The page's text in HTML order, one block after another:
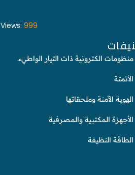
Views: 999
منظومات الكترونية ذات التيار الواطيء.
الأتمتة
الهوية الآمنة وملحقاتها
الأجهزة المكتبية والمصرفية
الطاقة النظيفة